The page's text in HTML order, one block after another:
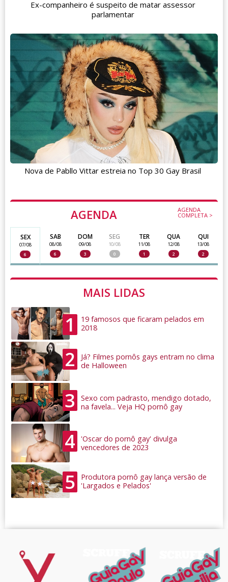
AGENDA AGENDA
COMPLETA >
SEX
07/08
6
SAB
08/08
6
DOM
09/08
3
SEG
10/08
0
TER
11/08
1
QUA
12/08
2
QUI
13/08
2
MAIS LIDAS
1
19 famosos que ficaram pelados em
2018
2
Já? Filmes pornôs gays entram no clima
de Halloween
3
Sexo com padrasto, mendigo dotado,
na favela... Veja HQ pornô gay
4
'Oscar do pornô gay' divulga
vencedores de 2023
5
Produtora pornô gay lança versão de
'Largados e Pelados'
Ex-companheiro é suspeito de matar assessor
parlamentar
Nova de Pabllo Vittar estreia no Top 30 Gay Brasil